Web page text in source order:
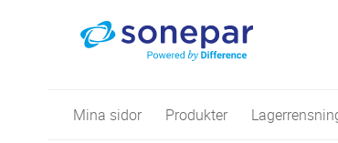
Mina sidor Produkter